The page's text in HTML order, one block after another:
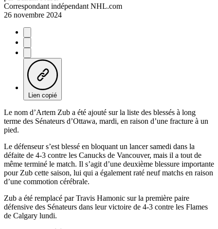
Correspondant indépendant NHL.com
26 novembre 2024
Lien copié
Le nom d’Artem Zub a été ajouté sur la liste des blessés à long
terme des Sénateurs d’Ottawa, mardi, en raison d’une fracture à un
pied.
Le défenseur s’est blessé en bloquant un lancer samedi dans la
défaite de 4-3 contre les Canucks de Vancouver, mais il a tout de
même terminé le match. Il s’agit d’une deuxième blessure importante
pour Zub cette saison, lui qui a également raté neuf matchs en raison
d’une commotion cérébrale.
Zub a été remplacé par Travis Hamonic sur la première paire
défensive des Sénateurs dans leur victoire de 4-3 contre les Flames
de Calgary lundi.